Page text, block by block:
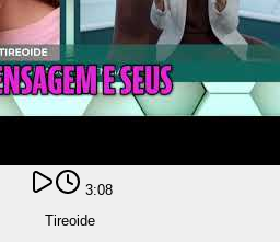
3:08
Tireoide